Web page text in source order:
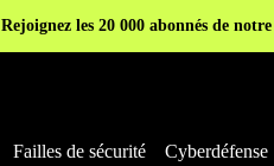
Rejoignez les 20 000 abonnés de
Failles de sécurité Cyberdéfense